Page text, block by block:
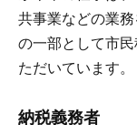
共事業などの業
の一部として市
ただいています。
納税義務者